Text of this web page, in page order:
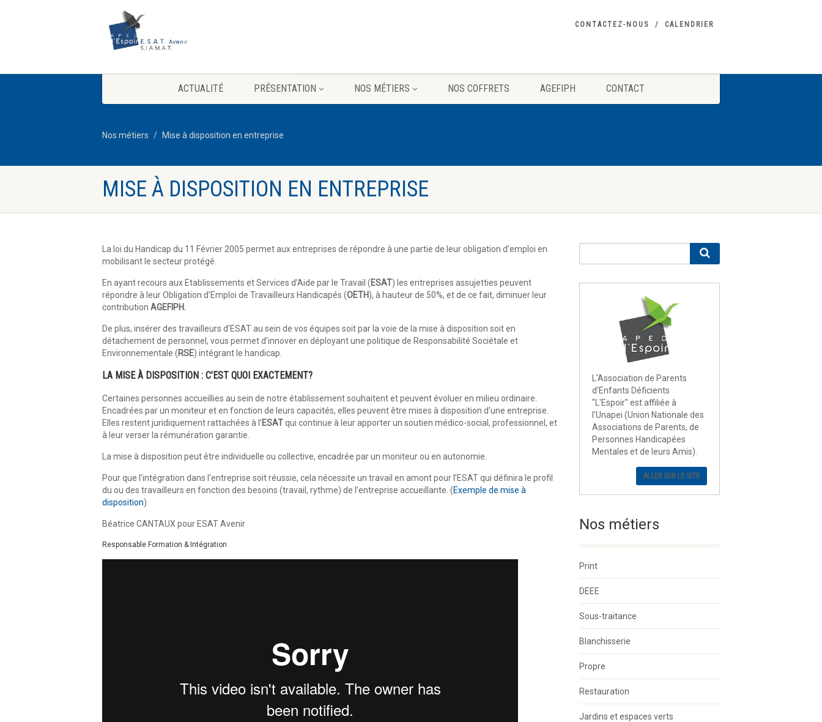
CONTACTEZ-NOUS CALENDRIER
ACTUALITÉ PRÉSENTATION NOS MÉTIERS NOS COFFRETS AGEFIPH CONTACT
Nos métiers Mise à disposition en entreprise
MISE À DISPOSITION EN ENTREPRISE
La loi du Handicap du 11 Février 2005 permet aux entreprises de répondre à une partie de leur obligation d’emploi en
mobilisant le secteur protégé.
En ayant recours aux Etablissements et Services d’Aide par le Travail (ESAT) les entreprises assujetties peuvent
répondre à leur Obligation d’Emploi de Travailleurs Handicapés (OETH), à hauteur de 50%, et de ce fait, diminuer leur
contribution AGEFIPH.
De plus, insérer des travailleurs d’ESAT au sein de vos équipes soit par la voie de la mise à disposition soit en
détachement de personnel, vous permet d’innover en déployant une politique de Responsabilité Sociétale et
Environnementale (RSE) intégrant le handicap.
LA MISE À DISPOSITION : C’EST QUOI EXACTEMENT?
Certaines personnes accueillies au sein de notre établissement souhaitent et peuvent évoluer en milieu ordinaire.
Encadrées par un moniteur et en fonction de leurs capacités, elles peuvent être mises à disposition d’une entreprise.
Elles restent juridiquement rattachées à l’ESATqui continue à leur apporter un soutien médico-social, professionnel, et
à leur verser la rémunération garantie.
La mise à disposition peut être individuelle ou collective, encadrée par un moniteur ou en autonomie.
Pour que l’intégration dans l’entreprise soit réussie, cela nécessite un travail en amont pour l’ESAT qui définira le profil
du ou des travailleurs en fonction des besoins (travail, rythme) de l’entreprise accueillante. (Exemple de mise à
disposition)
Béatrice CANTAUX pour ESAT Avenir
Responsable Formation & Intégration
L'Association de Parents
d'Enfants Déficients
"L'Espoir" est affiliée à
l'Unapei (Union Nationale des
Associations de Parents, de
Personnes Handicapées
Mentales et de leurs Amis).
ALLER SUR LE SITE
Nos métiers
Print
DEEE
Sous-traitance
Blanchisserie
Propre
Restauration
Jardins et espaces verts